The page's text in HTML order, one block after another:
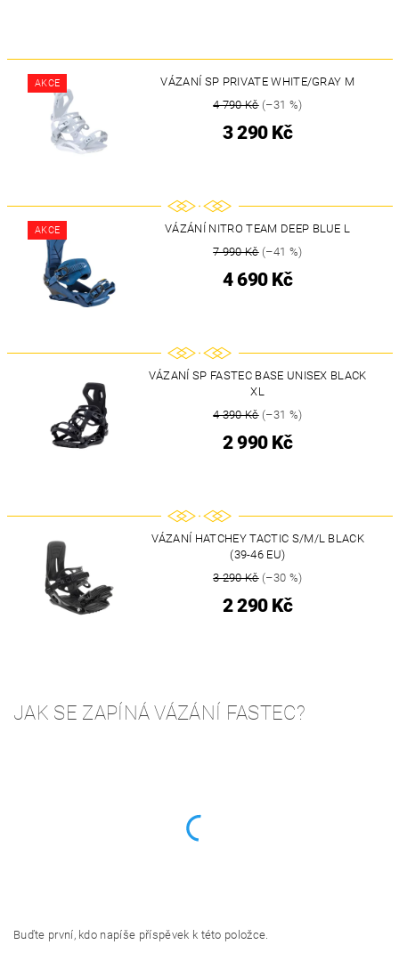
AKCE
VÁZANÍ SP PRIVATE WHITE/GRAY M
4 790 Kč(–31 %)
3 290 Kč
AKCE
VÁZÁNÍ NITRO TEAM DEEP BLUE L
7 990 Kč(–41 %)
4 690 Kč
VÁZANÍ SP FASTEC BASE UNISEX BLACK
XL
4 390 Kč(–31 %)
2 990 Kč
VÁZANÍ HATCHEY TACTIC S/M/L BLACK
(39-46 EU)
3 290 Kč(–30 %)
2 290 Kč
JAK SE ZAPÍNÁ VÁZÁNÍ FASTEC?
Buďte první, kdo napíše příspěvek k této položce.